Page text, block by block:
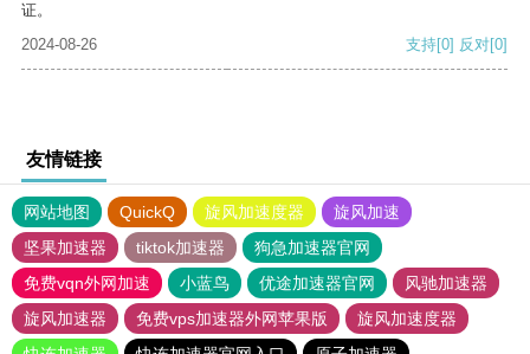
证。
2024-08-26
支持[0] 反对[0]
友情链接
网站地图 QuickQ 旋风加速度器
旋风加速
坚果加速器
tiktok加速器
狗急加速器官网
免费vqn外网加速
小蓝鸟 优途加速器官网
风驰加速器
旋风加速器
免费vps加速器外网苹果版
旋风加速度器